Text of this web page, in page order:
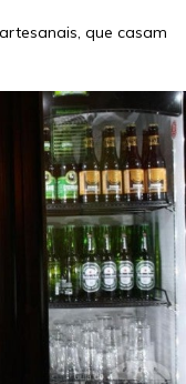
que casam